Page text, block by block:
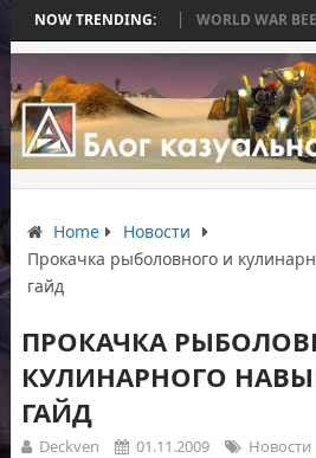
NOW TRENDING:
БЕЗ БИТВЫ WORLD WAR BEE 2.
Home
Новости
Прокачка рыболовного и
гайд
ПРОКАЧКА
КУЛИНАРНОГО
ГАЙД
Deckven 01.11.2009 Новости